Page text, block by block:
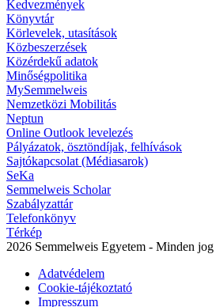
Kedvezmények
Könyvtár
Körlevelek, utasítások
Közbeszerzések
Közérdekű adatok
Minőségpolitika
MySemmelweis
Nemzetközi Mobilitás
Neptun
Online Outlook levelezés
Pályázatok, ösztöndíjak, felhívások
Sajtókapcsolat (Médiasarok)
SeKa
Semmelweis Scholar
Szabályzattár
Telefonkönyv
Térkép
2026 Semmelweis Egyetem - Minden jog
Adatvédelem
Cookie-tájékoztató
Impresszum